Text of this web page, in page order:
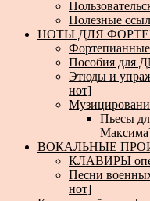
Полезные
НОТЫ ДЛЯ
Пособия для
Этюды и
нот]
Пьесы
ВОКАЛЬНЫЕ
КЛАВИРЫ
Песни
нот]